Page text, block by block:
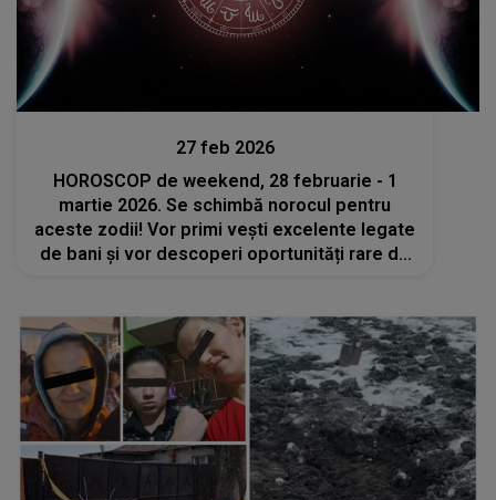
27 feb 2026
HOROSCOP de weekend, 28 februarie - 1
martie 2026. Se schimbă norocul pentru
aceste zodii! Vor primi vești excelente legate
de bani și vor descoperi oportunități rare de